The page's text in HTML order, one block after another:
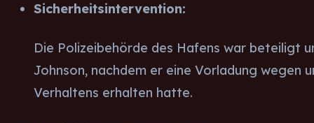
Sicherheitsintervention:
Die Polizeibehörde des Hafens war beteiligt
Johnson, nachdem er eine Vorladung wegen
Verhaltens erhalten hatte.